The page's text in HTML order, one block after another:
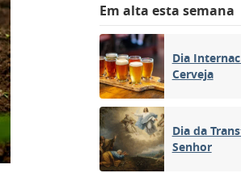
Em alta esta semana
Dia
Cerveja
Dia da
Senhor